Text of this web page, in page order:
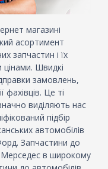
магазині
асортимент
запчастин і їх
цінами. Швидкі
замовлень,
фахівців. Це ті
виділяють нас
підбір
автомобілів
Запчастини до
в широкому